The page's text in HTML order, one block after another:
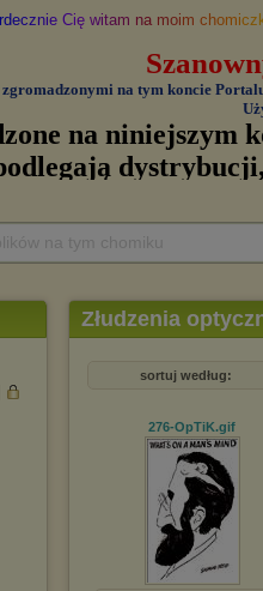
Złudzenia
sortuj według:
276-OpTiK.gif